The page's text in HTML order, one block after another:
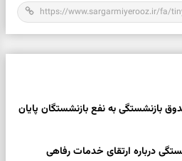
بازنشستگی به نفع بازنشستگان پایان
درباره ارتقای خدمات رفاهی